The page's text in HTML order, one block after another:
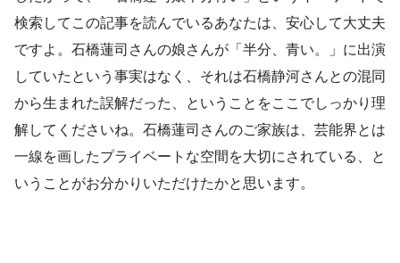
検索してこの記事を読んでいるあなたは、安心して大丈夫
ですよ。石橋蓮司さんの娘さんが「半分、青い。」に出演
していたという事実はなく、それは石橋静河さんとの混同
から生まれた誤解だった、ということをここでしっかり理
解してくださいね。石橋蓮司さんのご家族は、芸能界とは
一線を画したプライベートな空間を大切にされている、と
いうことがお分かりいただけたかと思います。